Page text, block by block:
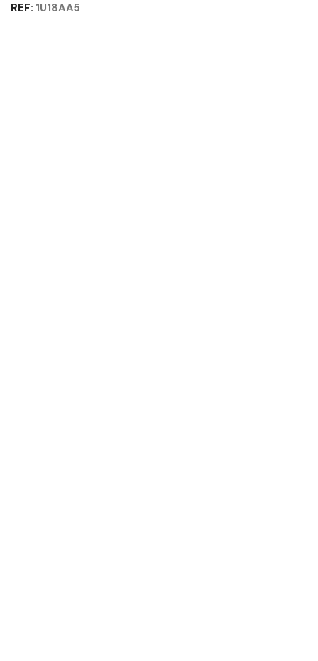
REF: 1U18AA5